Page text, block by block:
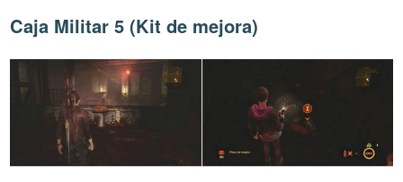
Caja Militar 5 (Kit de mejora)